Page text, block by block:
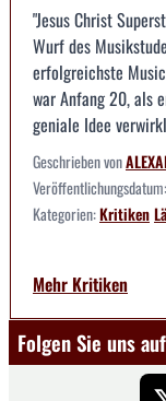
"Jesus Christ
Wurf des
erfolgreichste
war Anfang 20, als
geniale Idee
Geschrieben von
Veröffentlichungsdatum:
Kategorien:Kritiken
Mehr Kritiken
Folgen Sie uns auf